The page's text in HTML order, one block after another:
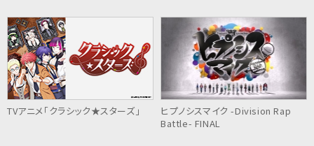
TVアニメ「クラシック★スターズ」
ヒプノシスマイク -Division Rap
Battle- FINAL